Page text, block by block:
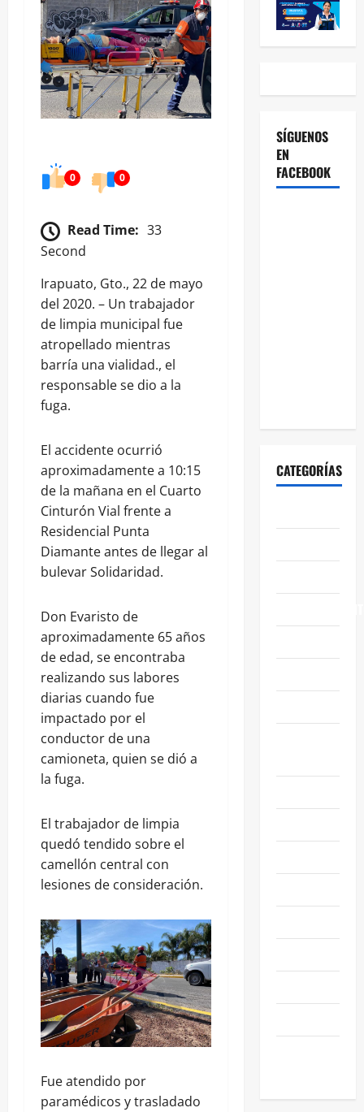
0 0
Read Time: 33
Second
Irapuato, Gto., 22 de mayo
del 2020. – Un trabajador
de limpia municipal fue
atropellado mientras
barría una vialidad., el
responsable se dio a la
fuga.
El accidente ocurrió
aproximadamente a 10:15
de la mañana en el Cuarto
Cinturón Vial frente a
Residencial Punta
Diamante antes de llegar al
bulevar Solidaridad.
Don Evaristo de
aproximadamente 65 años
de edad, se encontraba
realizando sus labores
diarias cuando fue
impactado por el
conductor de una
camioneta, quien se dió a
la fuga.
El trabajador de limpia
quedó tendido sobre el
camellón central con
lesiones de consideración.
Fue atendido por
paramédicos y trasladado
SÍGUENOS
EN
FACEBOOK
CATEGORÍAS